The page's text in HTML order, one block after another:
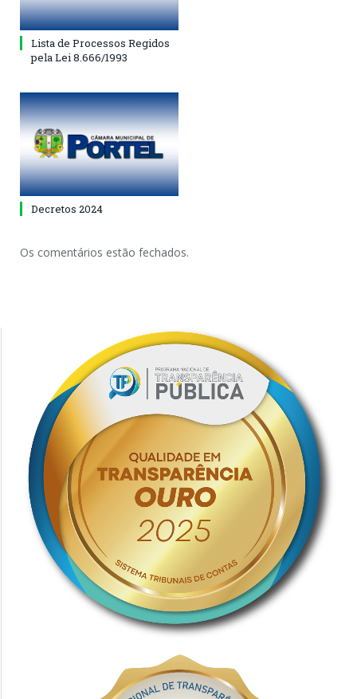
Lista de Processos Regidos
pela Lei 8.666/1993
Decretos 2024
Os comentários estão fechados.